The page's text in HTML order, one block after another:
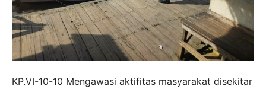
KP.VI-10-10 Mengawasi aktifitas masyarakat disekitar